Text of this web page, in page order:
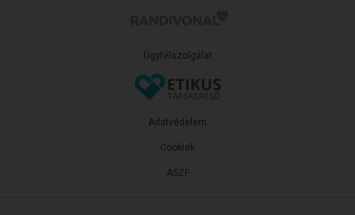
Ügyfélszolgálat
ÁSZF
Adatvédelem
Cookiek